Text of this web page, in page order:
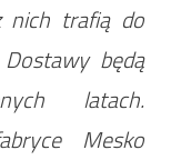
nich trafią do
będą
latach.
Mesko